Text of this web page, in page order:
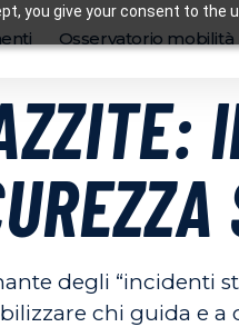
you give your consent to the
Osservatorio
degli “incidenti
chi guida e